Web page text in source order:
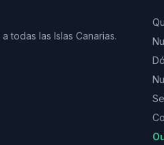
todas las Islas Canarias.